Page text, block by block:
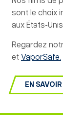
sont le choix
aux États-
Regardez
et VaporSafe.
EN